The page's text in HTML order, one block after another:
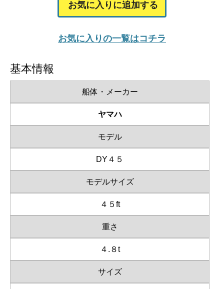
お気に入りに追加する
お気に入りの一覧はコチラ
基本情報
船体・メーカー
ヤマハ
モデル
DY４５
モデルサイズ
４５ft
重さ
４.８t
サイズ